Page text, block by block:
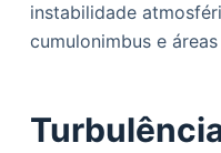
instabilidade
cumulonimbus e